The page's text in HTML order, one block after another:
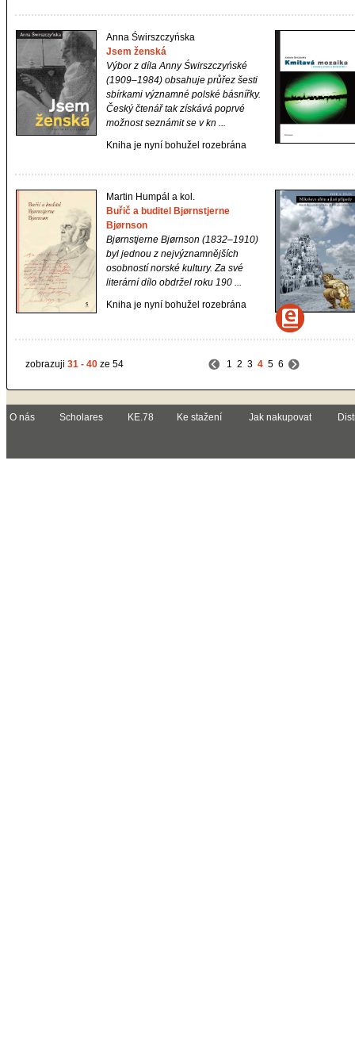
Anna Świrszczyńska
Jsem ženská
Výbor z díla Anny Świrszczyńské
(1909–1984) obsahuje průřez šesti
sbírkami významné polské básnířky.
Český čtenář tak získává poprvé
možnost seznámit se v kn ...
Kniha je nyní bohužel rozebrána
Martin Humpál a kol.
Buřič a buditel Bjørnstjerne
Bjørnson
Bjørnstjerne Bjørnson (1832–1910)
byl jednou z nejvýznamnějších
osobností norské kultury. Za své
literární dílo obdržel roku 190 ...
Kniha je nyní bohužel rozebrána
zobrazuji 31 - 40 ze 54 1 2 3 4 5 6
O nás Scholares KE.78 Ke stažení Jak nakupovat